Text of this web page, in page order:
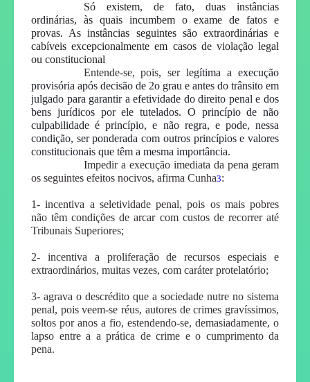
Só existem, de fato, duas instâncias
ordinárias, às quais incumbem o exame de fatos e
provas. As instâncias seguintes são extraordinárias e
cabíveis excepcionalmente em casos de violação legal
ou constitucional
Entende-se, pois, ser legítima a execução
provisória após decisão de 2o grau e antes do trânsito em
julgado para garantir a efetividade do direito penal e dos
bens jurídicos por ele tutelados. O princípio de não
culpabilidade é princípio, e não regra, e pode, nessa
condição, ser ponderada com outros princípios e valores
constitucionais que têm a mesma importância.
Impedir a execução imediata da pena geram
os seguintes efeitos nocivos, afirma Cunha3:
1- incentiva a seletividade penal, pois os mais pobres
não têm condições de arcar com custos de recorrer até
Tribunais Superiores;
2- incentiva a proliferação de recursos especiais e
extraordinários, muitas vezes, com caráter protelatório;
3- agrava o descrédito que a sociedade nutre no sistema
penal, pois veem-se réus, autores de crimes gravíssimos,
soltos por anos a fio, estendendo-se, demasiadamente, o
lapso entre a a prática de crime e o cumprimento da
pena.